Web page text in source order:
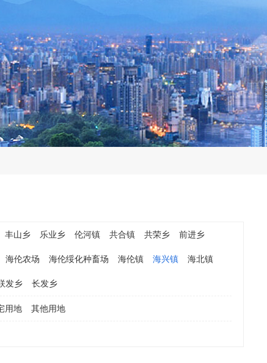
丰山乡 乐业乡 伦河镇 共合镇 共荣乡 前进乡
海伦农场 海伦绥化种畜场 海伦镇 海兴镇 海北镇
发乡 长发乡
用地 其他用地